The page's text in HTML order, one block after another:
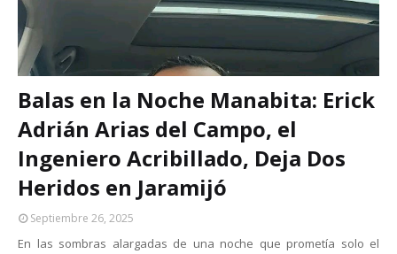
Balas en la Noche Manabita: Erick
Adrián Arias del Campo, el
Ingeniero Acribillado, Deja Dos
Heridos en Jaramijó
Septiembre 26, 2025
En las sombras alargadas de una noche que prometía solo el